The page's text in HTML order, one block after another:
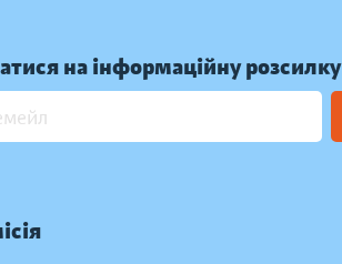
на інформаційну розсилку